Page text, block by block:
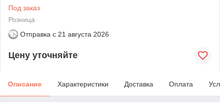
Под заказ
Розница
Отправка с 21 августа 2026
Цену уточняйте
Описание Характеристики Доставка Оплата